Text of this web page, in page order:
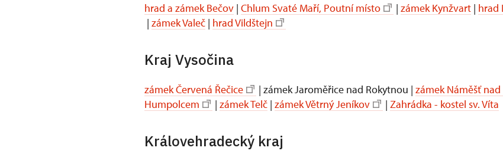
hrad a zámek Bečov | Chlum Svaté Maří, Poutní místo | zámek Kynžvart | hrad
| zámek Valeč | hrad Vildštejn
Kraj Vysočina
zámek Červená Řečice | zámek Jaroměřice nad Rokytnou | zámek Náměšť nad
Humpolcem
| zámek Telč | zámek Větrný Jeníkov | Zahrádka - kostel sv. Víta
Královehradecký kraj